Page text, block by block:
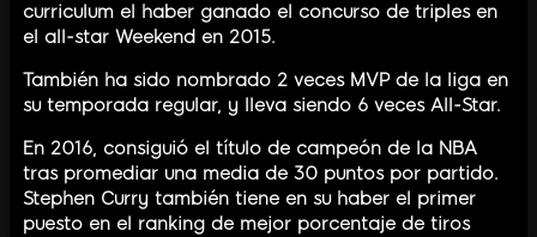
curriculum el haber ganado el concurso de triples en
el all-star Weekend en 2015.
También ha sido nombrado 2 veces MVP de la liga en
su temporada regular, y lleva siendo 6 veces All-Star.
En 2016, consiguió el título de campeón de la NBA
tras promediar una media de 30 puntos por partido.
Stephen Curry también tiene en su haber el primer
puesto en el ranking de mejor porcentaje de tiros